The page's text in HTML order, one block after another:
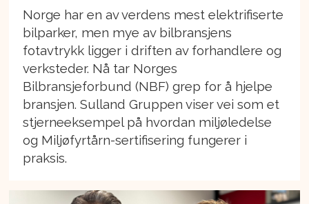
Norge har en av verdens mest elektrifiserte
bilparker, men mye av bilbransjens
fotavtrykk ligger i driften av forhandlere og
verksteder. Nå tar Norges
Bilbransjeforbund (NBF) grep for å hjelpe
bransjen. Sulland Gruppen viser vei som et
stjerneeksempel på hvordan miljøledelse
og Miljøfyrtårn-sertifisering fungerer i
praksis.